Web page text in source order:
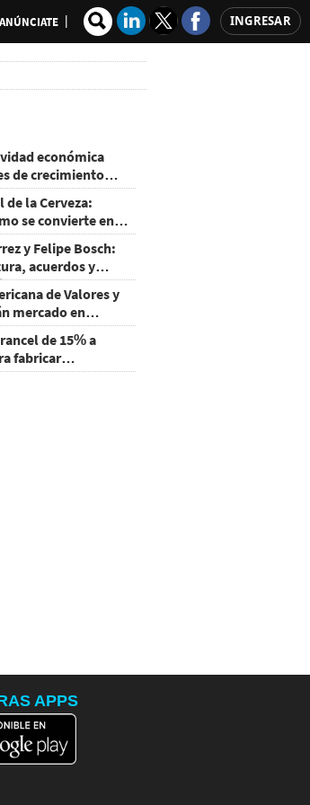
ANÚNCIATE INGRESAR
económica
de crecimiento
la Cerveza:
se convierte en
y Felipe Bosch:
acuerdos y
de Valores y
mercado en
de 15% a
fabricar
y paneles
APPS